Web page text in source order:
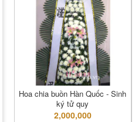
Hoa chia buồn Hàn Quốc - Sinh
ký tử quy
2,000,000